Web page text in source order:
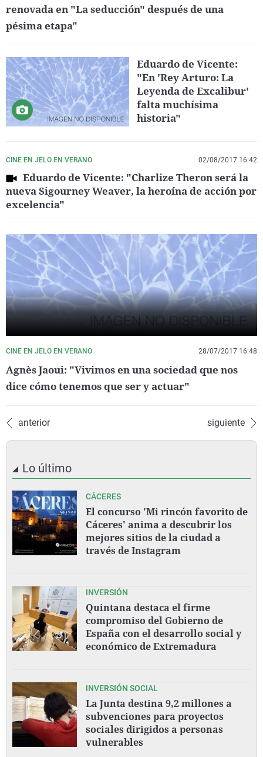
renovada en "La seducción" después de una
pésima etapa"
Eduardo de Vicente:
"En 'Rey Arturo: La
Leyenda de Excalibur'
falta muchísima
historia"
CINE EN JELO EN VERANO 02/08/2017 16:42
Eduardo de Vicente: "Charlize Theron será la
nueva Sigourney Weaver, la heroína de acción por
excelencia"
CINE EN JELO EN VERANO 28/07/2017 16:48
Agnès Jaoui: "Vivimos en una sociedad que nos
dice cómo tenemos que ser y actuar"
anterior siguiente
Lo último
CÁCERES
El concurso 'Mi rincón favorito de
Cáceres' anima a descubrir los
mejores sitios de la ciudad a
través de Instagram
INVERSIÓN
Quintana destaca el firme
compromiso del Gobierno de
España con el desarrollo social y
económico de Extremadura
INVERSIÓN SOCIAL
La Junta destina 9,2 millones a
subvenciones para proyectos
sociales dirigidos a personas
vulnerables